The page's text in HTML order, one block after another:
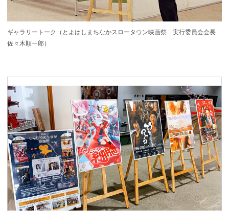
ギャラリートーク（とよはしまちなかスロータウン映画祭 実行委員会会長
佐々木順一郎）